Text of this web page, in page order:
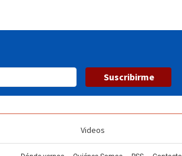
Suscribirme
Videos